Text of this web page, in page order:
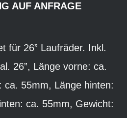
AUF ANFRAGE
für 26” Laufräder. Inkl.
26”, Länge vorne: ca.
ca. 55mm, Länge hinten:
ca. 55mm, Gewicht: